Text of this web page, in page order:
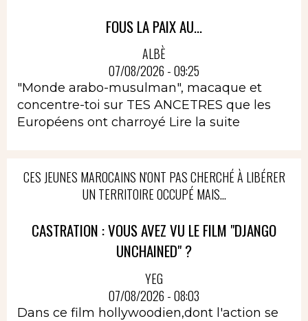
FOUS LA PAIX AU...
ALBÈ
07/08/2026 - 09:25
"Monde arabo-musulman", macaque et
concentre-toi sur TES ANCETRES que les
Européens ont charroyé Lire la suite
CES JEUNES MAROCAINS N'ONT PAS CHERCHÉ À LIBÉRER
UN TERRITOIRE OCCUPÉ MAIS...
CASTRATION : VOUS AVEZ VU LE FILM "DJANGO
UNCHAINED" ?
YEG
07/08/2026 - 08:03
Dans ce film hollywoodien,dont l'action se